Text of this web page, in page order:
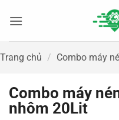
qua
dung
Trang chủ / Combo máy
Combo máy
nhôm 20Lit